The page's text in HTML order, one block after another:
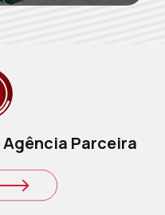
Agência Parceira